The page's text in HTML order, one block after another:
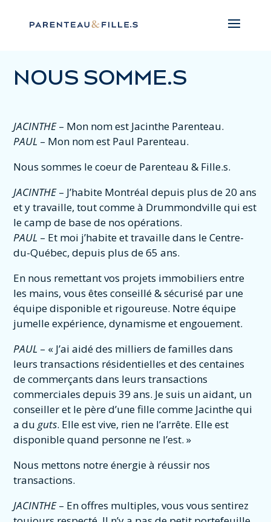
NOUS SOMME.S
JACINTHE– Mon nom est Jacinthe Parenteau.
PAUL – Mon nom est Paul Parenteau.
Nous sommes le coeur de Parenteau & Fille.s.
JACINTHE– J’habite Montréal depuis plus de 20 ans
et y travaille, tout comme à Drummondville qui est
le camp de base de nos opérations.
PAUL – Et moi j’habite et travaille dans le Centre-
du-Québec, depuis plus de 65 ans.
En nous remettant vos projets immobiliers entre
les mains, vous êtes conseillé & sécurisé par une
équipe disponible et rigoureuse. Notre équipe
jumelle expérience, dynamisme et engouement.
PAUL – « J’ai aidé des milliers de familles dans
leurs transactions résidentielles et des centaines
de commerçants dans leurs transactions
commerciales depuis 39 ans. Je suis un aidant, un
conseiller et le père d’une fille comme Jacinthe qui
a duguts. Elle est vive, rien ne l’arrête. Elle est
disponible quand personne ne l’est. »
Nous mettons notre énergie à réussir nos
transactions.
JACINTHE– En offres multiples, vous vous sentirez